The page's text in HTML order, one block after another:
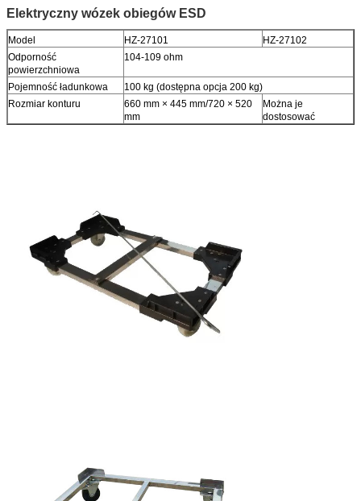
Elektryczny wózek obiegów ESD
Model HZ-27101
HZ-27102
Odporność
powierzchniowa
104-109 ohm
Pojemność ładunkowa
100 kg (dostępna opcja 200 kg)
Rozmiar konturu
660 mm × 445 mm/720 × 520
mm
Można je
dostosować